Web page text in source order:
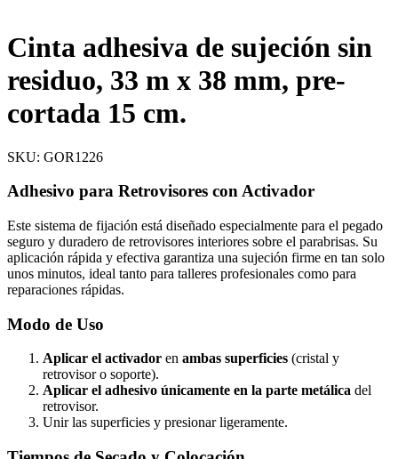
Cinta adhesiva de sujeción sin
residuo, 33 m x 38 mm, pre-
cortada 15 cm.
SKU: GOR1226
Adhesivo para Retrovisores con Activador
Este sistema de fijación está diseñado especialmente para el pegado
seguro y duradero de retrovisores interiores sobre el parabrisas. Su
aplicación rápida y efectiva garantiza una sujeción firme en tan solo
unos minutos, ideal tanto para talleres profesionales como para
reparaciones rápidas.
Modo de Uso
Aplicar el activador en ambas superficies (cristal y
retrovisor o soporte).
Aplicar el adhesivo únicamente en la parte metálica del
retrovisor.
Unir las superficies y presionar ligeramente.